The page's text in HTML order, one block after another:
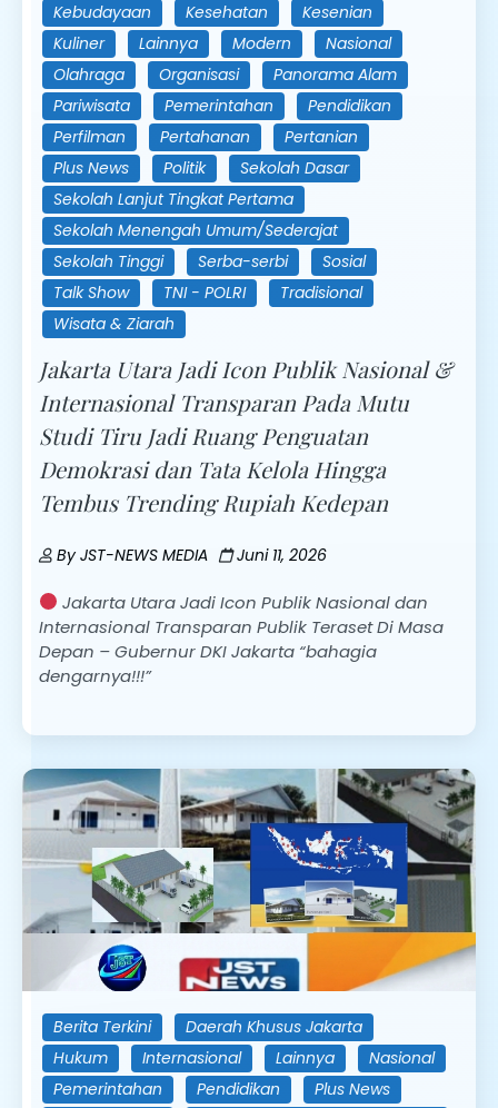
Kebudayaan Kesehatan
Kesenian
Kuliner
Lainnya Modern
Nasional
Olahraga
Organisasi
Panorama Alam
Pariwisata
Pemerintahan
Pendidikan
Perfilman
Pertahanan
Pertanian
Plus News
Politik
Sekolah Dasar
Sekolah Lanjut Tingkat Pertama
Sekolah Menengah Umum/Sederajat
Sekolah Tinggi
Serba-serbi
Sosial
Talk Show
TNI - POLRI
Tradisional
Wisata & Ziarah
Jakarta Utara Jadi Icon Publik Nasional &
Internasional Transparan Pada Mutu
Studi Tiru Jadi Ruang Penguatan
Demokrasi dan Tata Kelola Hingga
Tembus Trending Rupiah Kedepan
ByJST-NEWS MEDIA Juni 11, 2026
Jakarta Utara Jadi Icon Publik Nasional dan
Internasional Transparan Publik Teraset Di Masa
Depan – Gubernur DKI Jakarta “bahagia
dengarnya!!!”
Berita Terkini
Daerah Khusus Jakarta
Hukum
Internasional Lainnya
Nasional
Pemerintahan
Pendidikan
Plus News